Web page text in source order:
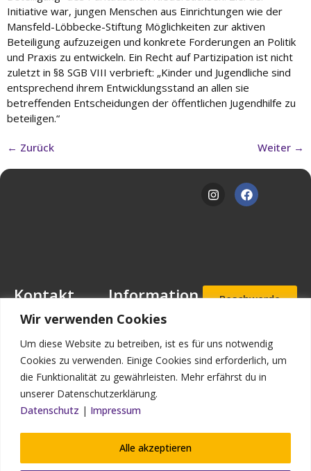
Wir verwenden Cookies
Um diese Website zu betreiben, ist es für uns notwendig
Cookies zu verwenden. Einige Cookies sind erforderlich, um
die Funktionalität zu gewährleisten. Mehr erfährst du in
unserer Datenschutzerklärung.
Datenschutz | Impressum
Alle akzeptieren
Initiative war, jungen Menschen aus Einrichtungen wie der
Mansfeld-Löbbecke-Stiftung Möglichkeiten zur aktiven
Beteiligung aufzuzeigen und konkrete Forderungen an Politik
und Praxis zu entwickeln. Ein Recht auf Partizipation ist nicht
zuletzt in §8 SGB VIII verbrieft: „Kinder und Jugendliche sind
entsprechend ihrem Entwicklungsstand an allen sie
betreffenden Entscheidungen der öffentlichen Jugendhilfe zu
beteiligen.“
← Zurück Weiter →
Kontakt
Mansfeld-
Löbbecke-Stiftung
Geschäftsstelle
Mascheroder
Straße 11
Wolfenbüttel
Telefax: (0 53 31)
Information
Downloads
Stellenangebote
Impressum
Datenschutz
Beschwerde
Aufnahmea
nfrage